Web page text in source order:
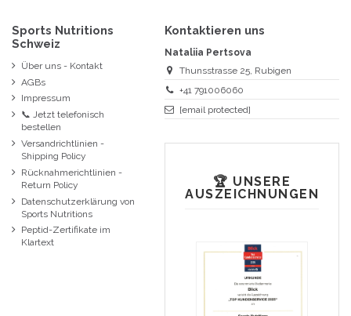
Sports Nutritions
Schweiz
Über uns - Kontakt
AGBs
Impressum
📞 Jetzt telefonisch
bestellen
Versandrichtlinien -
Shipping Policy
Rücknahmerichtlinien -
Return Policy
Datenschutzerklärung von
Sports Nutritions
Peptid-Zertifikate im
Klartext
Kontaktieren uns
Nataliia Pertsova
Thunsstrasse 25, Rubigen
+41 791006060
[email protected]
🏆 UNSERE
AUSZEICHNUNGEN